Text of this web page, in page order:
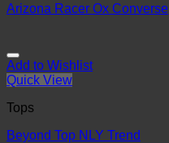
Arizona Racer Ox Converse
Add to Wishlist
Quick View
Tops
Beyond Top NLY Trend